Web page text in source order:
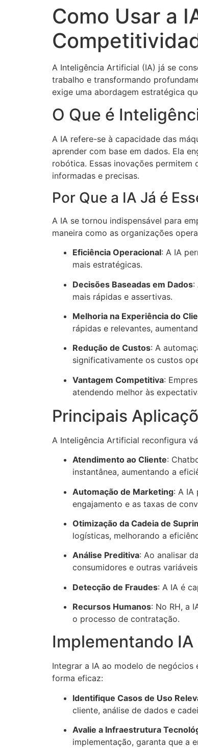
Como Usar a
A Inteligência Artificial (IA) já se
trabalho e transformando
exige uma abordagem estratégica
O Que é
A IA refere-se à capacidade das
aprender com base em dados. Ela
robótica. Essas inovações permitem
informadas e precisas.
Por Que a IA Já é
A IA se tornou indispensável para
maneira como as organizações
Eficiência Operacional: A IA
mais estratégicas.
Decisões Baseadas em Dados:
mais rápidas e assertivas.
Melhoria na Experiência do
rápidas e relevantes,
Redução de Custos: A
significativamente os custos
Vantagem Competitiva:
atendendo melhor às
Principais
A Inteligência Artificial reconfigura
Atendimento ao Cliente:
instantânea, aumentando a
Automação de Marketing: A IA
engajamento e as taxas de
Otimização da Cadeia de
logísticas, melhorando a
Análise Preditiva: Ao analisar
consumidores e outras
Detecção de Fraudes: A IA é
Recursos Humanos: No RH, a
o processo de contratação.
Implementando
Integrar a IA ao modelo de
forma eficaz:
Identifique Casos de Uso
cliente, análise de dados e
Avalie a Infraestrutura
implementação, garanta que a